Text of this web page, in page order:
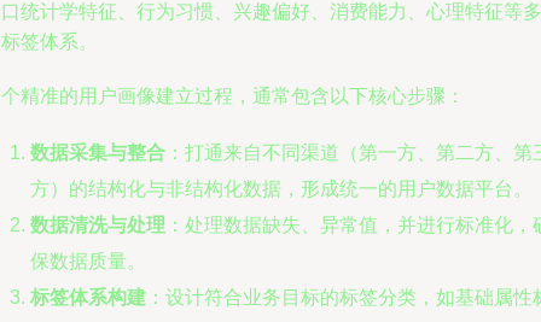
统计学特征、行为习惯、兴趣偏好、消费能力、心理特征等多
签体系。
精准的用户画像建立过程，通常包含以下核心步骤：
数据采集与整合 ：打通来自不同渠道（第一方、第二方、第
方）的结构化与非结构化数据，形成统一的用户数据平台。
数据清洗与处理 ：处理数据缺失、异常值，并进行标准化，
保数据质量。
标签体系构建 ：设计符合业务目标的标签分类，如基础属性